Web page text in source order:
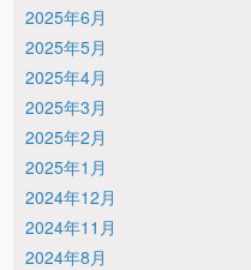
2025年6月
2025年5月
2025年4月
2025年3月
2025年2月
2025年1月
2024年12月
2024年11月
2024年8月